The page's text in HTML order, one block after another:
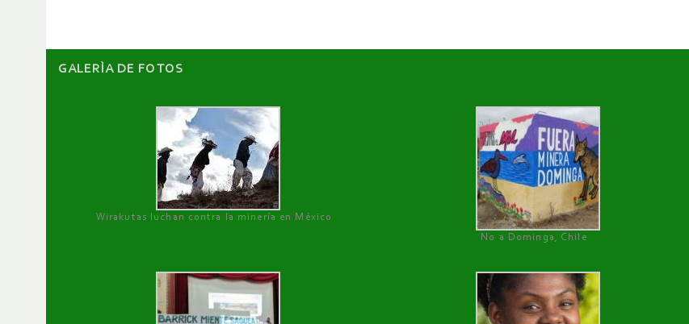
GALERÌA DE FOTOS
Wirakutas luchan contra la minería en México
No a Dominga, Chile